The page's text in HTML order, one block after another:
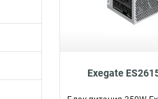
1200W 8
750W 25
Exegate